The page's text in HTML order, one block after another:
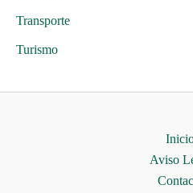
Transporte
Turismo
Aviso